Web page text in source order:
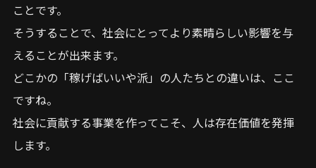
ことです。
そうすることで、社会にとってより素晴らしい影響を与
えることが出来ます。
どこかの「稼げばいいや派」の人たちとの違いは、ここ
ですね。
社会に貢献する事業を作ってこそ、人は存在価値を発揮
します。